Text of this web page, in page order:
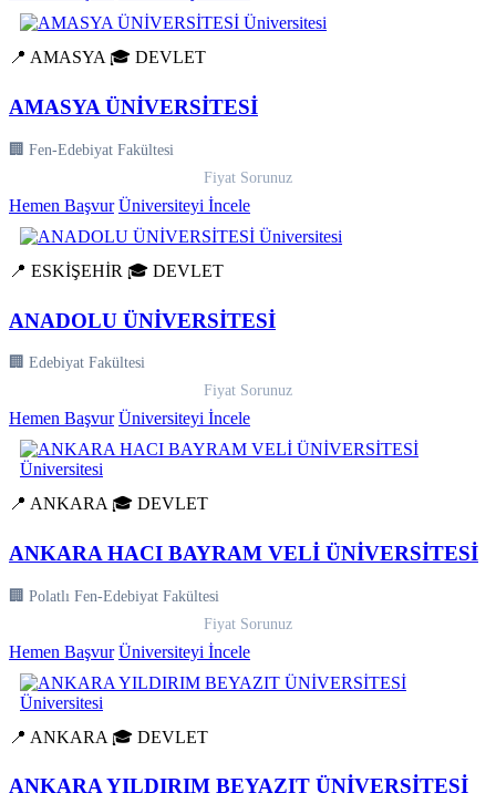
📍 AMASYA 🎓 DEVLET
AMASYA ÜNİVERSİTESİ
🏢 Fen-Edebiyat Fakültesi
Fiyat Sorunuz
Hemen Başvur Üniversiteyi İncele
📍 ESKİŞEHİR 🎓 DEVLET
ANADOLU ÜNİVERSİTESİ
🏢 Edebiyat Fakültesi
Fiyat Sorunuz
Hemen Başvur Üniversiteyi İncele
📍 ANKARA 🎓 DEVLET
ANKARA HACI BAYRAM VELİ ÜNİVERSİTESİ
🏢 Polatlı Fen-Edebiyat Fakültesi
Fiyat Sorunuz
Hemen Başvur Üniversiteyi İncele
📍 ANKARA 🎓 DEVLET
ANKARA YILDIRIM BEYAZIT ÜNİVERSİTESİ